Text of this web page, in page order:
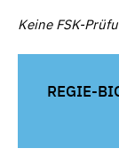
Keine FSK-
REGIE-